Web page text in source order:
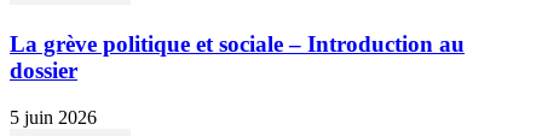
La grève politique et sociale – Introduction au
dossier
5 juin 2026